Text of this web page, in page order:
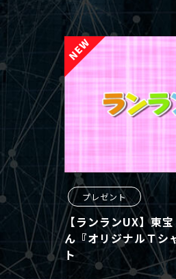
プレゼント
【ランランUX】東
ん『オリジナルＴシ
ト